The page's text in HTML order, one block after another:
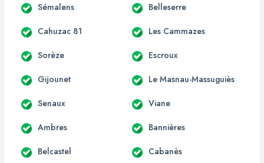
Sémalens Belleserre
Cahuzac 81 Les Cammazes
Sorèze Escroux
Gijounet Le Masnau-Massuguiès
Senaux Viane
Ambres Bannières
Belcastel Cabanès